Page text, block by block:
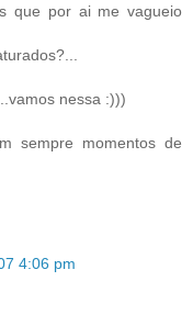
que por ai me vagueio
nessa :)))
sempre momentos de
4:06 pm